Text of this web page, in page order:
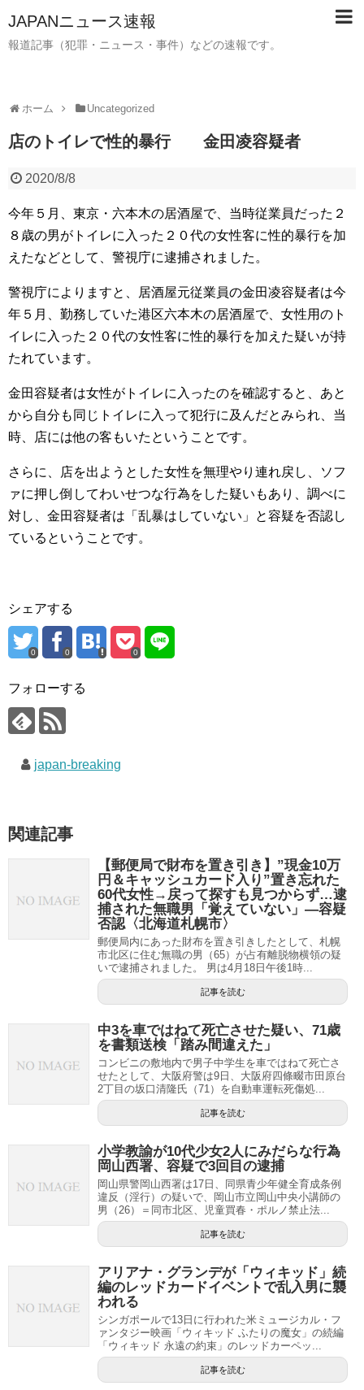
JAPANニュース速報
報道記事（犯罪・ニュース・事件）などの速報です。
ホーム Uncategorized
店のトイレで性的暴行 金田凌容疑者
2020/8/8
今年５月、東京・六本木の居酒屋で、当時従業員だった２
８歳の男がトイレに入った２０代の女性客に性的暴行を加
えたなどとして、警視庁に逮捕されました。
警視庁によりますと、居酒屋元従業員の金田凌容疑者は今
年５月、勤務していた港区六本木の居酒屋で、女性用のト
イレに入った２０代の女性客に性的暴行を加えた疑いが持
たれています。
金田容疑者は女性がトイレに入ったのを確認すると、あと
から自分も同じトイレに入って犯行に及んだとみられ、当
時、店には他の客もいたということです。
さらに、店を出ようとした女性を無理やり連れ戻し、ソフ
ァに押し倒してわいせつな行為をした疑いもあり、調べに
対し、金田容疑者は「乱暴はしていない」と容疑を否認し
ているということです。
シェアする
0 0 0
フォローする
japan-breaking
関連記事
【郵便局で財布を置き引き】”現金10万
円＆キャッシュカード入り”置き忘れた
60代女性→戻って探すも見つからず…逮
捕された無職男「覚えていない」―容疑
否認〈北海道札幌市〉
郵便局内にあった財布を置き引きしたとして、札幌
市北区に住む無職の男（65）が占有離脱物横領の疑
いで逮捕されました。 男は4月18日午後1時...
記事を読む
中3を車ではねて死亡させた疑い、71歳
を書類送検「踏み間違えた」
コンビニの敷地内で男子中学生を車ではねて死亡さ
せたとして、大阪府警は9日、大阪府四條畷市田原台
2丁目の坂口清隆氏（71）を自動車運転死傷処...
記事を読む
小学教諭が10代少女2人にみだらな行為
岡山西署、容疑で3回目の逮捕
岡山県警岡山西署は17日、同県青少年健全育成条例
違反（淫行）の疑いで、岡山市立岡山中央小講師の
男（26）＝同市北区、児童買春・ポルノ禁止法...
記事を読む
アリアナ・グランデが「ウィキッド」続
編のレッドカードイベントで乱入男に襲
われる
シンガポールで13日に行われた米ミュージカル・フ
ァンタジー映画「ウィキッド ふたりの魔女」の続編
「ウィキッド 永遠の約束」のレッドカーペッ...
記事を読む